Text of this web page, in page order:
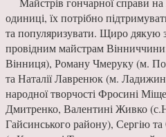
одиниці, їх потрібно
та популяризувати. Щиро дякую
провідним майстрам
Вінниця), Роману Чмеруку (м.
та Наталії Лавренюк (м.
народної твор­чості Фросині
Дмитренко, Валентині Живко
Гайсинського району), Сергію